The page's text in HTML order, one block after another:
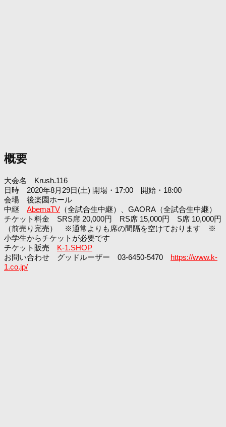
概要
大会名 Krush.116
日時 2020年8月29日(土) 開場・17:00 開始・18:00
会場 後楽園ホール
中継 AbemaTV （全試合生中継）、GAORA（全試合生中継）
チケット料金 SRS席 20,000円 RS席 15,000円 S席 10,000円
（前売り完売） ※通常よりも席の間隔を空けております ※
小学生からチケットが必要です
チケット販売 K-1.SHOP
お問い合わせ グッドルーザー 03-6450-5470 https://www.k-
1.co.jp/